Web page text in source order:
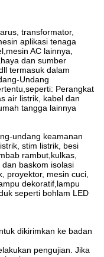
transformator,
aplikasi tenaga
AC lainnya,
dan sumber
termasuk dalam
Undang
Perangkat
air listrik, kabel dan
tangga lainnya
undang keamanan
stim listrik, besi
rambut,kulkas,
baskom isolasi
proyektor, mesin cuci,
dekoratif,lampu
seperti bohlam LED
dikirimkan ke badan
pengujian. Jika